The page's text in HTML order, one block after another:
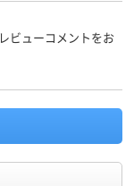
ビューコメントをお